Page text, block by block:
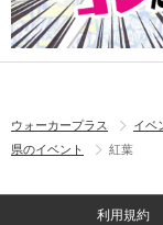
ウォーカープラス イベ
県のイベント
紅葉
利用規約